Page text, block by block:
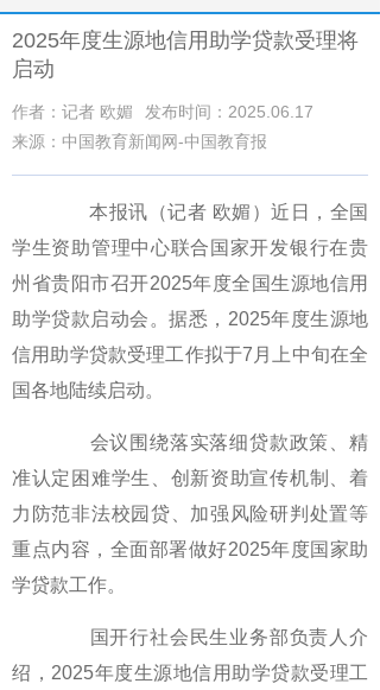
2025年度生源地信用助学贷款受理将
启动
作者：记者 欧媚
发布时间：2025.06.17
来源：中国教育新闻网-中国教育报
本报讯（记者 欧媚）近日，全国
学生资助管理中心联合国家开发银行在贵
州省贵阳市召开2025年度全国生源地信用
助学贷款启动会。据悉，2025年度生源地
信用助学贷款受理工作拟于7月上中旬在全
国各地陆续启动。
会议围绕落实落细贷款政策、精
准认定困难学生、创新资助宣传机制、着
力防范非法校园贷、加强风险研判处置等
重点内容，全面部署做好2025年度国家助
学贷款工作。
国开行社会民生业务部负责人介
绍，2025年度生源地信用助学贷款受理工